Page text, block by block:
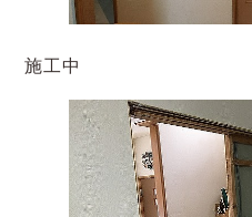
施工中